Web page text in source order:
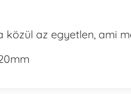
közül az egyetlen, ami